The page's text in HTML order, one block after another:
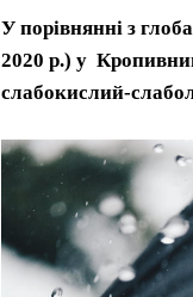
У порівнянні з
2020 р.) у
слабокислий-